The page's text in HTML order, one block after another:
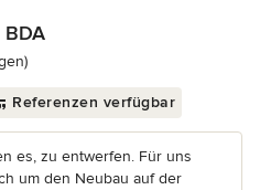
5 von 5 Sternen
Referenzen verfügbar
es, zu entwerfen. Für uns
um den Neubau auf der